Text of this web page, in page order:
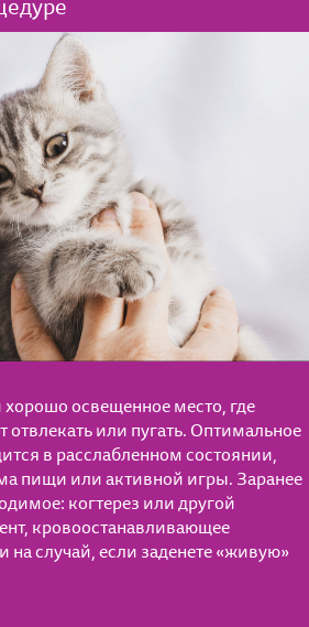
освещенное место, где
отвлекать или пугать. Оптимальное
в расслабленном состоянии,
пищи или активной игры. Заранее
когтерез или другой
кровоостанавливающее
на случай, если заденете «живую»